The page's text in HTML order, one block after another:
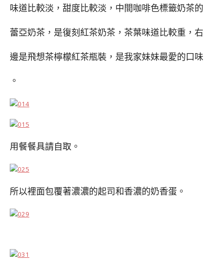
味道比較淡，甜度比較淡，中間咖啡色標籤奶茶的
蕾亞奶茶，是復刻紅茶奶茶，茶葉味道比較重，右
邊是飛想茶檸檬紅茶瓶裝，是我家妹妹最愛的口味
。
用餐餐具請自取。
所以裡面包覆著濃濃的起司和香濃的奶香蛋。